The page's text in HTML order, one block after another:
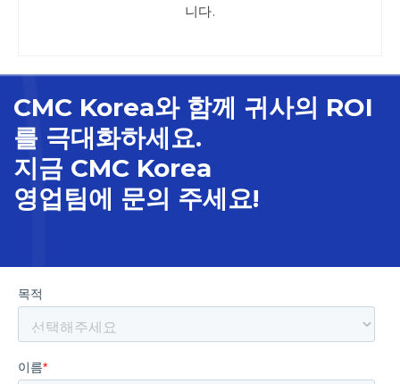
니다.
CMC Korea와 함께 귀사의 ROI
를 극대화하세요.
지금 CMC Korea
영업팀에 문의 주세요!